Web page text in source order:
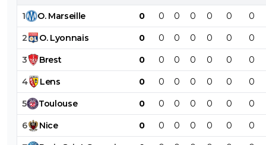
1 O. Marseille 0 0 0 0 0 0 0
2 O. Lyonnais 0 0 0 0 0 0 0
3 Brest 0 0 0 0 0 0 0
4 Lens 0 0 0 0 0 0 0
5 Toulouse 0 0 0 0 0 0 0
6 Nice 0 0 0 0 0 0 0